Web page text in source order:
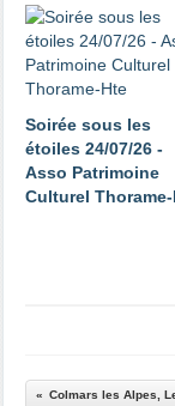
Soirée sous les
étoiles 24/07/26 -
Asso Patrimoine
Culturel
Colmars les Alpes,